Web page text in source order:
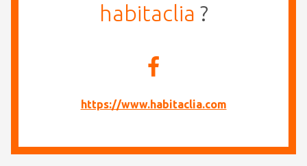
habitaclia ?
https://www.habitaclia.com